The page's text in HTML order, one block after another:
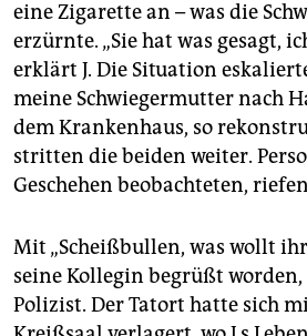
eine Zigarette an – was die
erzürnte. „Sie hat was gesagt,
erklärt J. Die Situation
meine Schwiegermutter nach
dem Krankenhaus, so
stritten die beiden weiter.
Geschehen beobachteten,
Mit „Scheißbullen, was wollt
seine Kollegin begrüßt
Polizist. Der Tatort hatte sich